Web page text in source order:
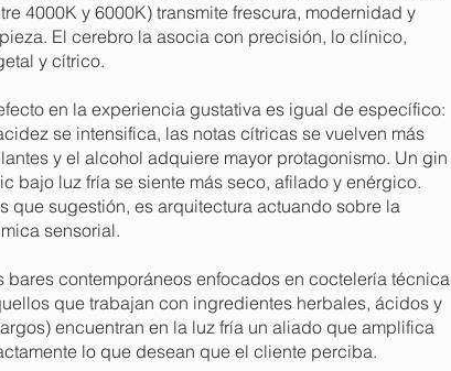
4000K y 6000K) transmite frescura, modernidad y
El cerebro la asocia con precisión, lo clínico,
y cítrico.
en la experiencia gustativa es igual de específico:
se intensifica, las notas cítricas se vuelven más
y el alcohol adquiere mayor protagonismo. Un gin
bajo luz fría se siente más seco, afilado y enérgico.
que sugestión, es arquitectura actuando sobre la
sensorial.
bares contemporáneos enfocados en coctelería técnica
que trabajan con ingredientes herbales, ácidos y
encuentran en la luz fría un aliado que amplifica
lo que desean que el cliente perciba.